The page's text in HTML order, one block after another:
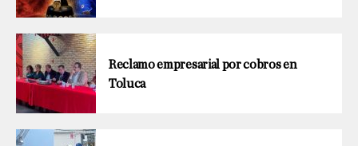
Reclamo empresarial por cobros en
Toluca